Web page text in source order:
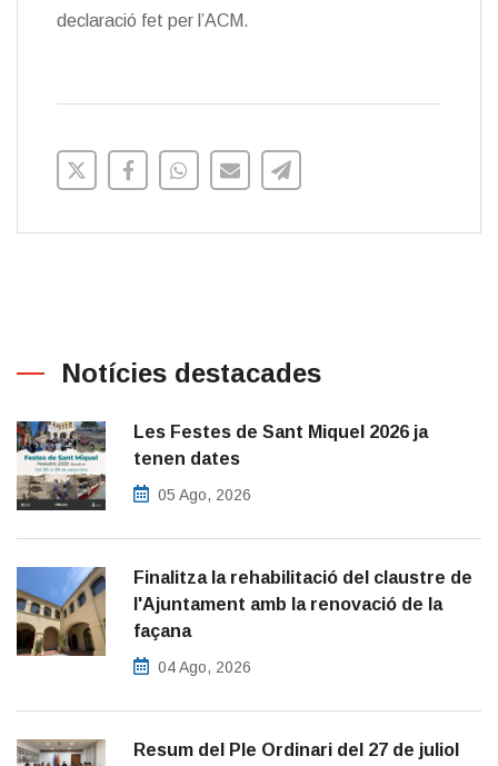
declaració fet per l’ACM.
Notícies destacades
Les Festes de Sant Miquel 2026 ja
tenen dates
05 Ago, 2026
Finalitza la rehabilitació del claustre de
l'Ajuntament amb la renovació de la
façana
04 Ago, 2026
Resum del Ple Ordinari del 27 de juliol